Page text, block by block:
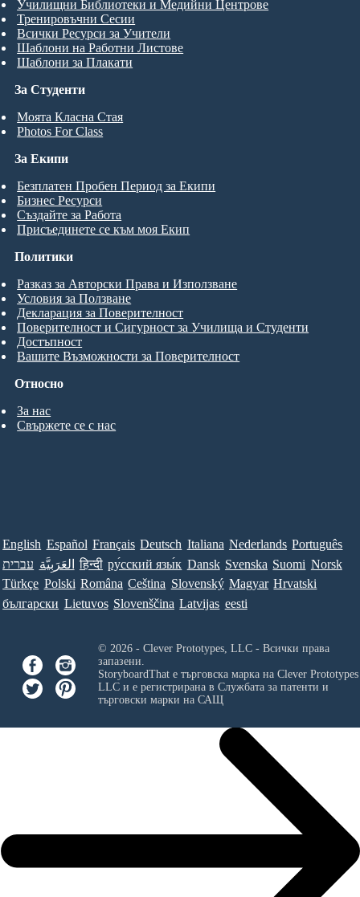
За Студенти
Моята Класна Стая
Photos For Class
Училищни Библиотеки и Медийни Центрове
Тренировъчни Сесии
Всички Ресурси за Учители
Шаблони на Работни Листове
Шаблони за Плакати
За Екипи
Безплатен Пробен Период за Екипи
Бизнес Ресурси
Създайте за Работа
Присъединете се към моя Екип
Относно
За нас
Свържете се с нас
Политики
Разказ за Авторски Права и Използване
Условия за Ползване
Декларация за Поверителност
Поверителност и Сигурност за Училища и Студенти
Достъпност
Вашите Възможности за Поверителност
English Español Français Deutsch Italiana Nederlands Português
עברית العَرَبِيَّة हिन्दी ру́сский язы́к Dansk Svenska Suomi Norsk
Türkçe Polski Româna Ceština Slovenský Magyar Hrvatski
български Lietuvos Slovenščina Latvijas eesti
© 2026 - Clever Prototypes, LLC - Всички права
запазени.
StoryboardThat е търговска марка на Clever
LLCи е регистрирана в Службата за патенти и
търговски марки на САЩ